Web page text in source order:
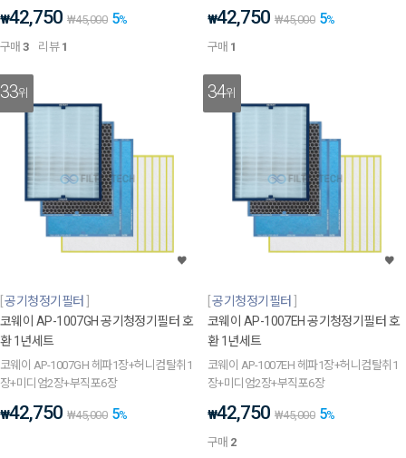
₩42,750 ₩45,000 5%
구매3 리뷰 1
₩42,750 ₩45,000 5%
구매 1
33위
공기청정기필터
코웨이 AP-1007GH 공기청정기필터 호
환 1년세트
코웨이 AP-1007GH 헤파1장+허니컴탈취1
장+미디엄2장+부직포6장
₩42,750 ₩45,000 5%
34위
공기청정기필터
코웨이 AP-1007EH 공기청정기필터 호
환 1년세트
코웨이 AP-1007EH 헤파1장+허니컴탈취1
장+미디엄2장+부직포6장
₩42,750 ₩45,000 5%
구매 2